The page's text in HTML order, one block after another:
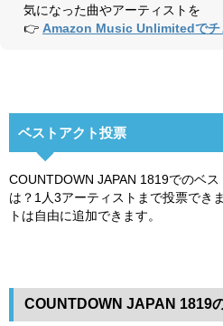
気になった曲やアーティストを
👉 Amazon Music Unlimitedでチ
ベストアクト投票
COUNTDOWN JAPAN 1819でのベ
は？1人3アーティストまで投票でき
トは自由に追加できます。
COUNTDOWN JAPAN 1819